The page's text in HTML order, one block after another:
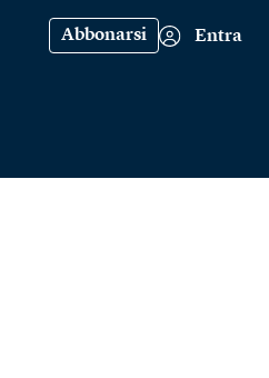
Abbonarsi Entra